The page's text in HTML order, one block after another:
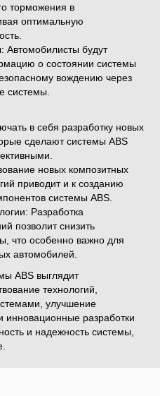
торможения в
оптимальную
будут
о состоянии системы
вождению через
системы.
в себя разработку новых
сделают системы ABS
новых композитных
приводит и к созданию
системы ABS.
Разработка
позволит снизить
что особенно важно для
автомобилей.
ABS выглядит
технологий,
улучшение
инновационные разработки
и надежность системы,